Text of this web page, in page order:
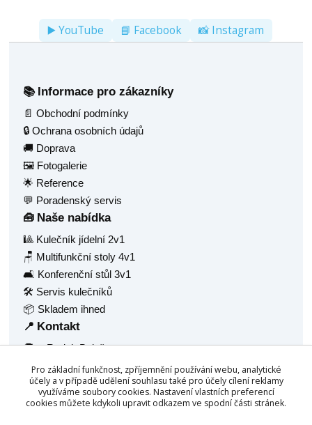
▶️ YouTube 📘 Facebook 📸 Instagram
📚 Informace pro zákazníky
📄 Obchodní podmínky
🔒 Ochrana osobních údajů
🚚 Doprava
🖼️ Fotogalerie
🌟 Reference
💬 Poradenský servis
🧰 Naše nabídka
🎱 Kulečník jídelní 2v1
🪑 Multifunkční stoly 4v1
🛋️ Konferenční stůl 3v1
🛠️ Servis kulečníků
📦 Skladem ihned
📍 Kontakt
🧑‍💼 Radek Balaš
🏠 Hlavní 1377
🏙️ Frýdlant nad Ostravicí, 73911
🆔 IČ: 68940688
☎️+420 777 158 532
Pro základní funkčnost, zpříjemnění používání webu, analytické
účely a v případě udělení souhlasu také pro účely cílení reklamy
využíváme soubory cookies. Nastavení vlastních preferencí
cookies můžete kdykoli upravit odkazem ve spodní části stránek.